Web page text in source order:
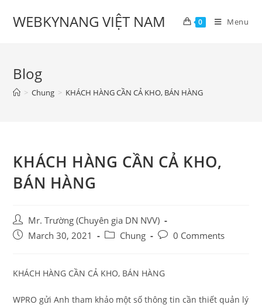
WEBKYNANG VIỆT NAM 0 Menu
Blog
> Chung > KHÁCH HÀNG CẦN CẢ KHO, BÁN HÀNG
KHÁCH HÀNG CẦN CẢ KHO,
BÁN HÀNG
Post
author:
Mr. Trường (Chuyên gia DN NVV)
PostMarch 30, 2021
PostChung
Post0 Comments
KHÁCH HÀNG CẦN CẢ KHO, BÁN HÀNG
WPRO gửi Anh tham khảo một số thông tin cần thiết quản lý